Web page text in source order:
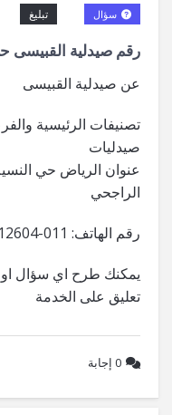
رقم صيدلية القبيسى
تبليغ سؤال
عن صيدلية القبيسى
تصنيفات الرئيسية
صيدليات
عنوان الرياض حي
الراجحي
رقم الهاتف: 011-2312604
يمكنك طرح اي سؤال
تعليق على الخدمة
0 إجابة